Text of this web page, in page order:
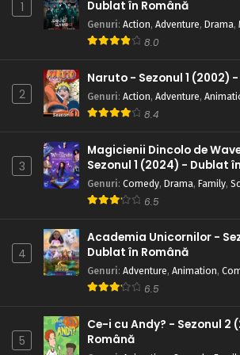
Naruto – Sezonul 1
limita intunericului si a
Eps 79 - Dincolo de limita
August, 2025
Naruto – Sezonul 1 Episodul
lui Naruto
Eps 78 - Ghidul ninja a lui Naruto -
întunericului: Cele două
Garra - 5 August, 2025
luminate de lună
1
Dublat în Română
Genuri: Action, Adventure, Drama,
8.0
2
Naruto - Sezonul 1 (2002)
Genuri: Action, Adventure,
8.4
3
Magicienii Dincolo de
Sezonul 1 (2024) - Dublat
Genuri: Comedy, Drama, Family,
6.5
4
Academia Unicornilor -
Dublat în Română
Genuri: Adventure, Animation,
6.5
5
Ce-i cu Andy? - Sezonul 2
Română